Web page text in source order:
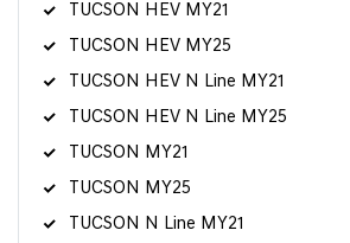
TUCSON HEV MY21
TUCSON HEV MY25
TUCSON HEV N Line MY21
TUCSON HEV N Line MY25
TUCSON MY21
TUCSON MY25
TUCSON N Line MY21